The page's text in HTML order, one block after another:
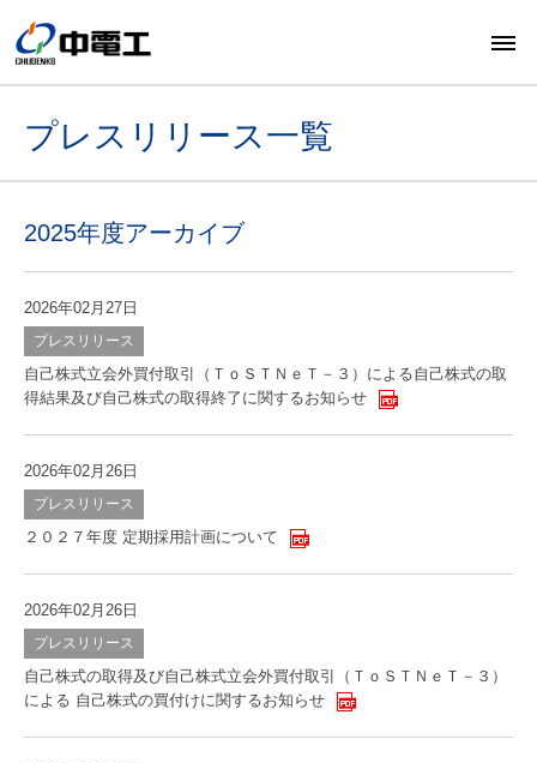
プレスリリース一覧
2025年度アーカイブ
2026年02月27日
プレスリリース
自己株式立会外買付取引（ＴｏＳＴＮｅＴ－３）による自己株式の取
得結果及び自己株式の取得終了に関するお知らせ
2026年02月26日
プレスリリース
２０２７年度 定期採用計画について
2026年02月26日
プレスリリース
自己株式の取得及び自己株式立会外買付取引（ＴｏＳＴＮｅＴ－３）
による 自己株式の買付けに関するお知らせ